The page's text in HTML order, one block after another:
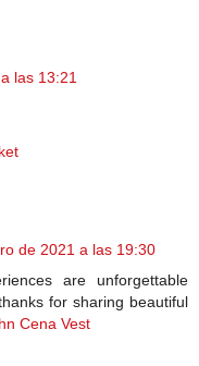
las 13:21
de 2021 a las 19:30
are unforgettable
for sharing beautiful
Cena Vest